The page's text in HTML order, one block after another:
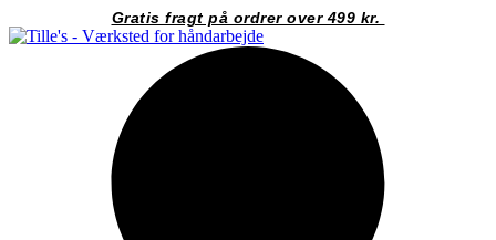
til
Gratis fragt på ordrer over 499 kr.